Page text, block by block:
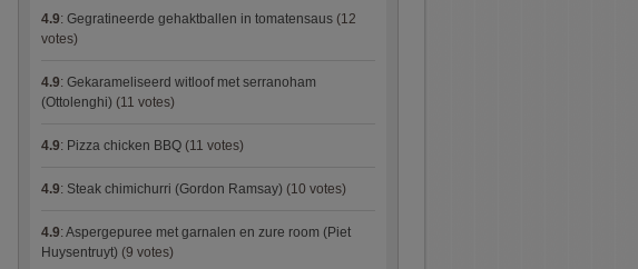
4.9: Gegratineerde gehaktballen in tomatensaus (12
votes)
4.9: Gekarameliseerd witloof met serranoham
(Ottolenghi) (11 votes)
4.9: Pizza chicken BBQ (11 votes)
4.9: Steak chimichurri (Gordon Ramsay) (10 votes)
4.9: Aspergepuree met garnalen en zure room (Piet
Huysentruyt) (9 votes)